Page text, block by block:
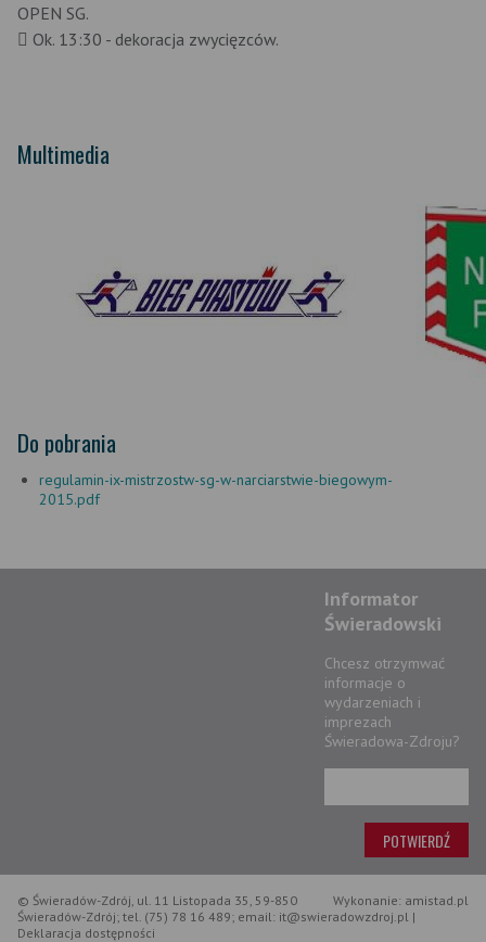
OPEN SG.
 Ok. 13:30 - dekoracja zwycięzców.
Multimedia
Do pobrania
regulamin-ix-mistrzostw-sg-w-narciarstwie-biegowym-
2015.pdf
Informator
Świeradowski
Chcesz otrzymwać
informacje o
wydarzeniach i
imprezach
Świeradowa-Zdroju?
Wykonanie: amistad.pl
© Świeradów-Zdrój, ul. 11 Listopada 35, 59-850
Świeradów-Zdrój; tel. (75) 78 16 489; email: it@swieradowzdroj.pl |
Deklaracja dostępności